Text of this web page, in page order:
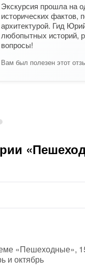
Экскурсия прошла на
исторических фактов,
архитектурой. Гид
любопытных историй,
вопросы!
Вам был полезен этот
«Пешеходные»,
и октябрь